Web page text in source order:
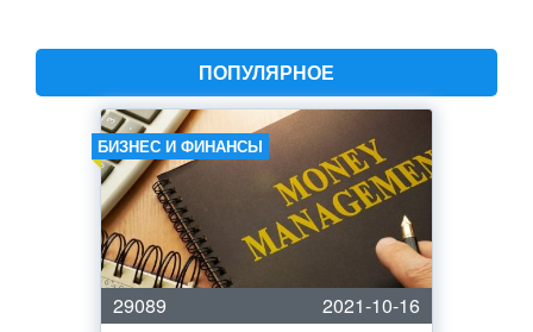
ПОПУЛЯРНОЕ
БИЗНЕС И ФИНАНСЫ
29089
2021-10-16